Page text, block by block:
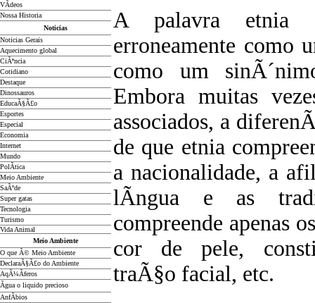
VÃ­deos
Nossa Historia
Noticias
Noticias Gerais
Aquecimento global
CiÃªncia
Cotidiano
Destaque
Dinossauros
EducaÃ§Ã£o
Esportes
Especial
Economia
Internet
Mundo
PolÃ­tica
Meio Ambiente
SaÃºde
Super gatas
Tecnologia
Turismo
Vida Animal
Meio Ambiente
O que Ã© Meio Ambiente
DeclaraÃ§Ã£o do Ambiente
AqÃ¼Ã­feros
Ãgua o liquido precioso
AnfÃ­bios
A palavra etnia
erroneamente como
como um
Embora muitas
associados, a
de que etnia
a nacionalidade, a
lÃ­ngua e as
compreende apenas
cor de pele,
traÃ§o facial, etc.